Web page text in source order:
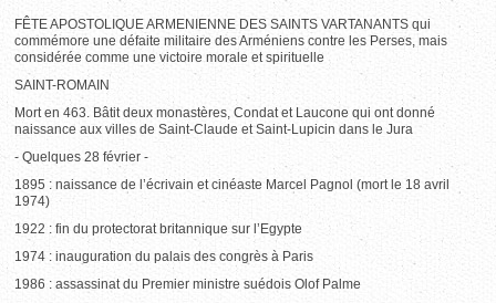
FÊTE APOSTOLIQUE ARMENIENNE DES SAINTS VARTANANTS qui
commémore une défaite militaire des Arméniens contre les Perses, mais
considérée comme une victoire morale et spirituelle
SAINT-ROMAIN
Mort en 463. Bâtit deux monastères, Condat et Laucone qui ont donné
naissance aux villes de Saint-Claude et Saint-Lupicin dans le Jura
- Quelques 28 février -
1895 : naissance de l’écrivain et cinéaste Marcel Pagnol (mort le 18 avril
1974)
1922 : fin du protectorat britannique sur l’Egypte
1974 : inauguration du palais des congrès à Paris
1986 : assassinat du Premier ministre suédois Olof Palme